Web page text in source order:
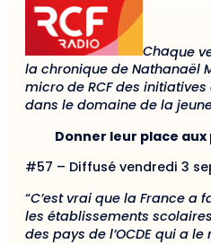
Chaque
la chronique de Nathanaël
micro de RCF des
dans le domaine de la
Donner leur place
#57 – Diffusé vendredi 3
“C’est vrai que la France a
les établissements
des pays de l’OCDE qui a